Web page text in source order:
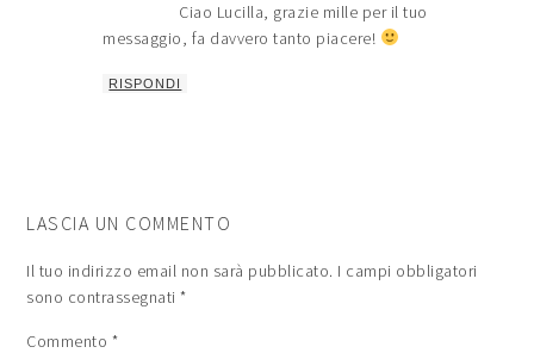
Ciao Lucilla, grazie mille per il tuo
messaggio, fa davvero tanto piacere!
RISPONDI
LASCIA UN COMMENTO
Il tuo indirizzo email non sarà pubblicato. I campi obbligatori
sono contrassegnati*
Commento *